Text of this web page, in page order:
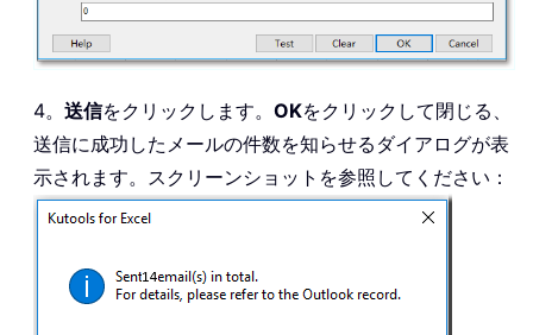
4。 送信をクリックします。 OKをクリックして閉じる、
送信に成功したメールの件数を知らせるダイアログが表
示されます。スクリーンショットを参照してください：